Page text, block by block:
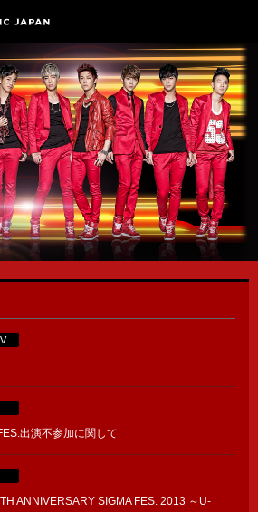
出演不参加に関して
ANNIVERSARY SIGMA FES. 2013 ～U-